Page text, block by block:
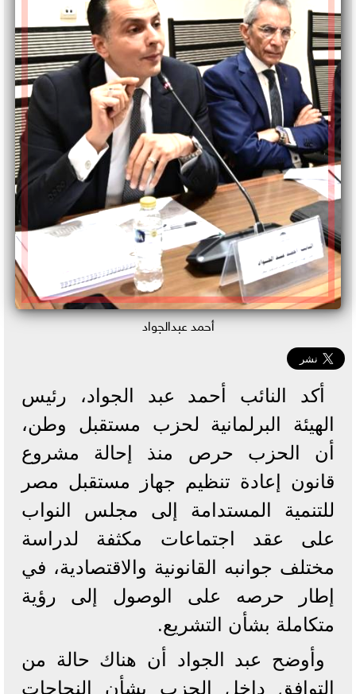
أحمد عبدالجواد
أكد النائب أحمد عبد الجواد، رئيس
الهيئة البرلمانية لحزب مستقبل وطن،
أن الحزب حرص منذ إحالة مشروع
قانون إعادة تنظيم جهاز مستقبل مصر
للتنمية المستدامة إلى مجلس النواب
على عقد اجتماعات مكثفة لدراسة
مختلف جوانبه القانونية والاقتصادية، في
إطار حرصه على الوصول إلى رؤية
متكاملة بشأن التشريع.
وأوضح عبد الجواد أن هناك حالة من
التوافق داخل الحزب بشأن النجاحات